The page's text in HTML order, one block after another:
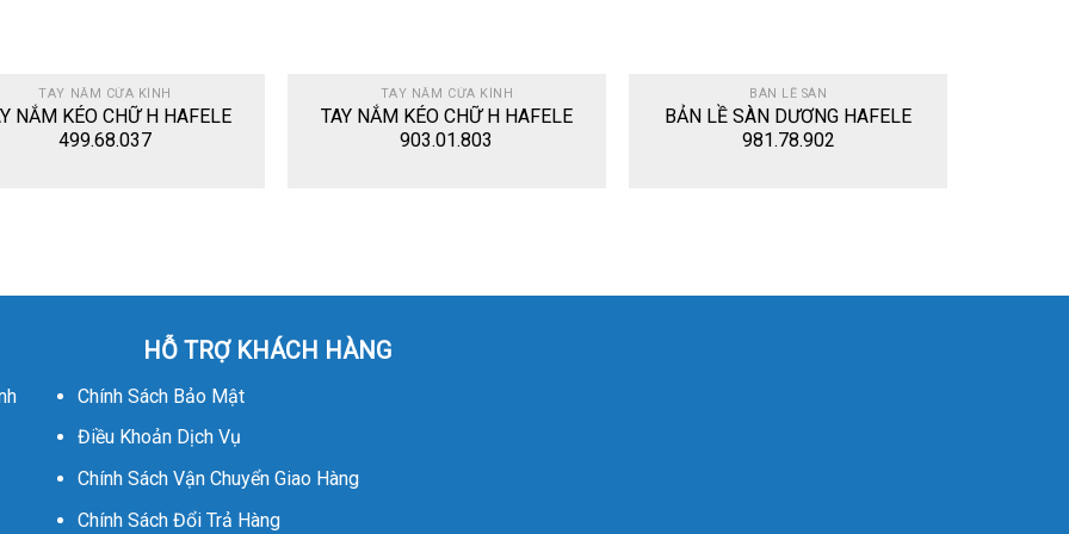
TAY NẮM CỬA KÍNH
NẮM KÉO CHỮ H HAFELE
499.68.037
TAY NẮM CỬA KÍNH
TAY NẮM KÉO CHỮ H HAFELE
903.01.803
BÀN LỀ SÀN
BẢN LỀ SÀN DƯƠNG HAFELE
981.78.902
HỖ TRỢ KHÁCH HÀNG
Chính Sách Bảo Mật
Điều Khoản Dịch Vụ
Chính Sách Vận Chuyển Giao Hàng
Chính Sách Đổi Trả Hàng